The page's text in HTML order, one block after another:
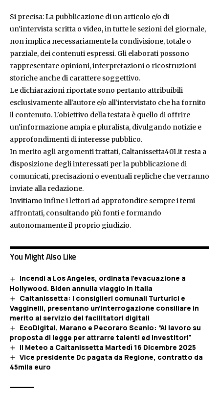
Si precisa: La pubblicazione di un articolo e/o di
un'intervista scritta o video, in tutte le sezioni del giornale,
non implica necessariamente la condivisione, totale o
parziale, dei contenuti espressi. Gli elaborati possono
rappresentare opinioni, interpretazioni o ricostruzioni
storiche anche di carattere soggettivo.
Le dichiarazioni riportate sono pertanto attribuibili
esclusivamente all'autore e/o all'intervistato che ha fornito
il contenuto. L'obiettivo della testata è quello di offrire
un'informazione ampia e pluralista, divulgando notizie e
approfondimenti di interesse pubblico.
In merito agli argomenti trattati, Caltanissetta401.it resta a
disposizione degli interessati per la pubblicazione di
comunicati, precisazioni o eventuali repliche che verranno
inviate alla redazione.
Invitiamo infine i lettori ad approfondire sempre i temi
affrontati, consultando più fonti e formando
autonomamente il proprio giudizio.
You Might Also Like
Incendi a Los Angeles, ordinata l’evacuazione a
Hollywood. Biden annulla viaggio in Italia
Caltanissetta: I consiglieri comunali Turturici e
Vagginelli, presentano un’interrogazione consiliare in
merito al servizio dei facilitatori digitali
EcoDigital, Marano e Pecoraro Scanio: “Al lavoro su
proposta di legge per attrarre talenti ed investitori”
Il Meteo a Caltanissetta Martedì 16 Dicembre 2025
Vice presidente Dc pagata da Regione, contratto da
45mila euro